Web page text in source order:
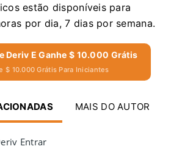
estão disponíveis para
por dia, 7 dias por semana.
Deriv E Ganhe $ 10.000 Grátis
$ 10.000 Grátis Para Iniciantes
MAIS DO AUTOR
Entrar